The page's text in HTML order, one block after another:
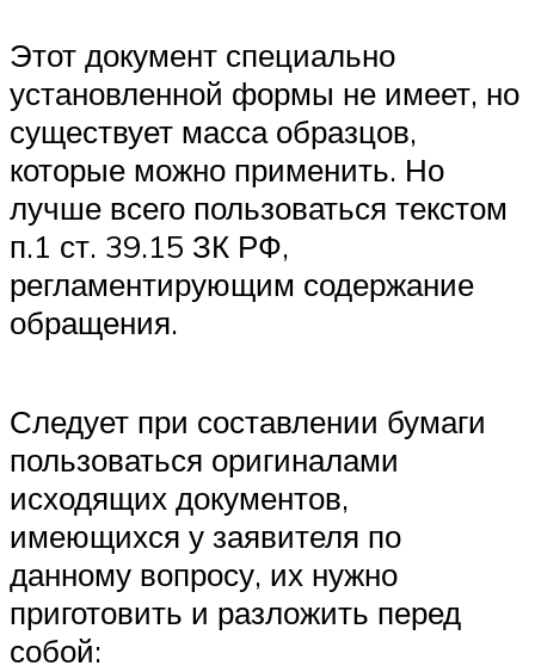
Этот документ специально
установленной формы не имеет, но
существует масса образцов,
которые можно применить. Но
лучше всего пользоваться текстом
п.1 ст. 39.15 ЗК РФ,
регламентирующим содержание
обращения.
Следует при составлении бумаги
пользоваться оригиналами
исходящих документов,
имеющихся у заявителя по
данному вопросу, их нужно
приготовить и разложить перед
собой: